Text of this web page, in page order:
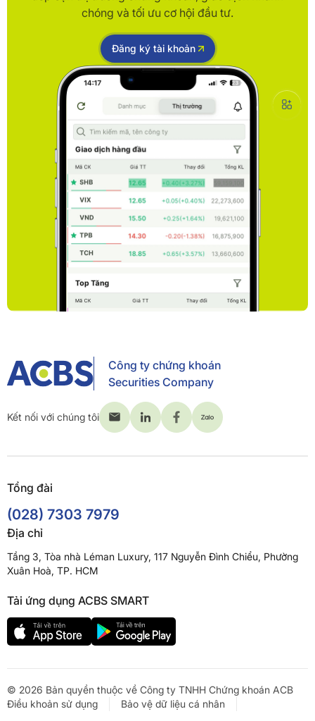
chóng và tối ưu cơ hội đầu tư.
Đăng ký tài khoản
Công ty chứng khoán
Securities Company
Kết nối với chúng tôi
Tổng đài
(028) 7303 7979
Địa chỉ
Tầng 3, Tòa nhà Léman Luxury, 117 Nguyễn Đình Chiểu, Phường
Xuân Hoà, TP. HCM
Tải ứng dụng ACBS SMART
© 2026 Bản quyền thuộc về Công ty TNHH Chứng khoán ACB
Điều khoản sử dụng
Bảo vệ dữ liệu cá nhân